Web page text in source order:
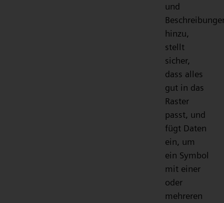
und
hinzu,
stellt
sicher,
dass alles
gut in das
Raster
passt, und
fügt Daten
ein, um
ein Symbol
mit einer
oder
mehreren